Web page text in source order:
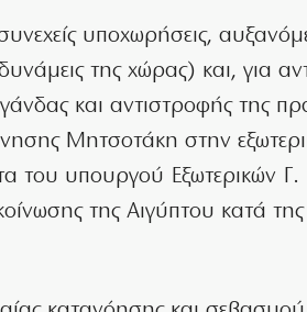
υποχωρήσεις,
της χώρας) και, για
και αντιστροφής της
Μητσοτάκη στην
του υπουργού Εξωτερικών Γ.
της Αιγύπτου κατά